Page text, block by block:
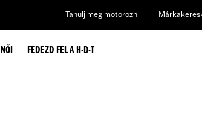
Tanulj meg motorozni
NŐI FEDEZD FEL A H-D-T